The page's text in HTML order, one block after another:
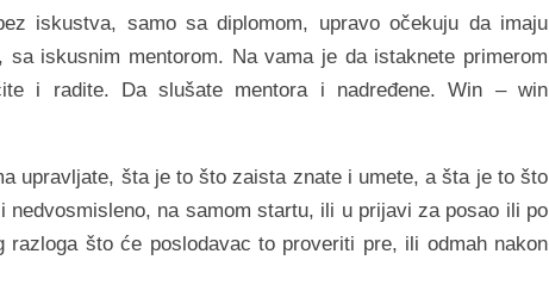
iskustva, samo sa diplomom, upravo očekuju da imaju
sa iskusnim mentorom. Na vama je da istaknete primerom
i radite. Da slušate mentora i nadređene. Win – win
upravljate, šta je to što zaista znate i umete, a šta je to što
na samom startu, ili u prijavi za posao ili po
što će poslodavac to proveriti pre, ili odmah nakon